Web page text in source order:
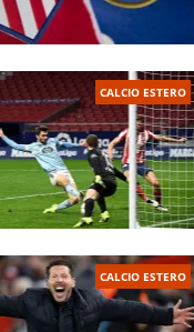
CALCIO ESTERO
CALCIO ESTERO